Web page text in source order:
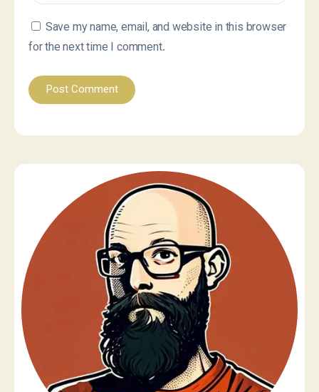
Save my name, email, and website in this browser
for the next time I comment.